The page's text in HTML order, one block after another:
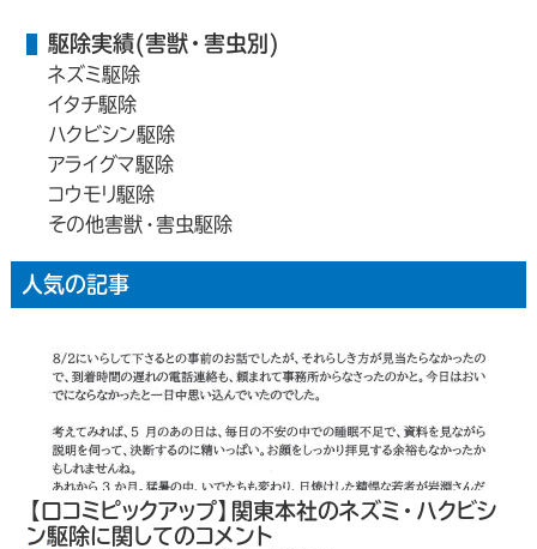
駆除実績(害獣・害虫別)
ネズミ駆除
イタチ駆除
ハクビシン駆除
アライグマ駆除
コウモリ駆除
その他害獣・害虫駆除
人気の記事
【口コミピックアップ】関東本社のネズミ・ハクビシ
ン駆除に関してのコメント